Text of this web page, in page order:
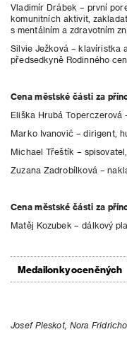
Vladimír Drábek – první
komunitních aktivit,
s mentálním a zdravotním
Silvie Ježková – klavíristka
předsedkyně Rodinného
Cena městské části za
Eliška Hrubá Toperczerová
Marko Ivanović – dirigent,
Michael Třeštík –
Zuzana Zadrobílková –
Cena městské části za
Matěj Kozubek – dálkový
Medailonky oceněných
Josef Pleskot, Nora